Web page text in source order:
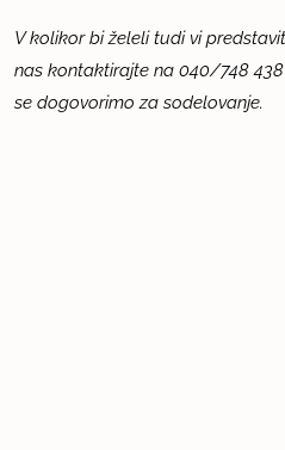
V kolikor bi želeli tudi vi
nas kontaktirajte na 040/748
se dogovorimo za sodelovanje.